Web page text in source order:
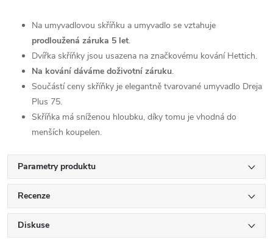
Na umyvadlovou skříňku a umyvadlo se vztahuje
prodloužená záruka 5 let.
Dvířka skříňky jsou usazena na značkovému kování Hettich.
Na kování dáváme doživotní záruku.
Součástí ceny skříňky je elegantně tvarované umyvadlo Dreja
Plus 75.
Skříňka má sníženou hloubku, díky tomu je vhodná do
menších koupelen.
Parametry produktu
Recenze
Diskuse